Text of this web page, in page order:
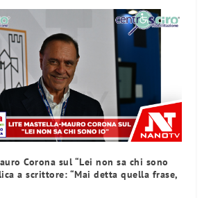
Corona sul “Lei non sa chi sono
a scrittore: “Mai detta quella frase,